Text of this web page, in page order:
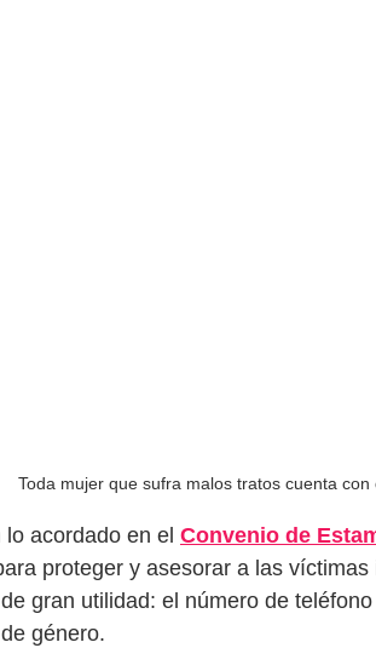
Toda mujer que sufra malos tratos cuenta
acordado en el Convenio de
proteger y asesorar a las
gran utilidad: el número de
género.